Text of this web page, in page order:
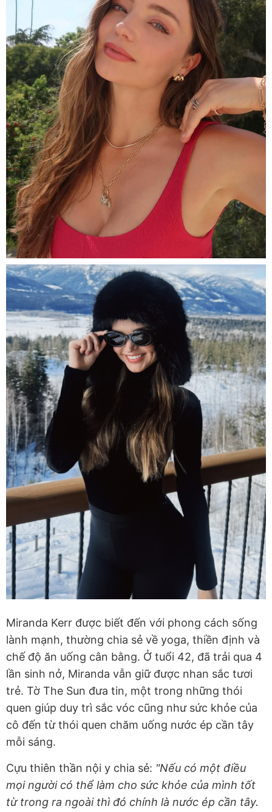
Miranda Kerr được biết đến với phong cách sống
lành mạnh, thường chia sẻ về yoga, thiền định và
chế độ ăn uống cân bằng. Ở tuổi 42, đã trải qua 4
lần sinh nở, Miranda vẫn giữ được nhan sắc tươi
trẻ. Tờ The Sun đưa tin, một trong những thói
quen giúp duy trì sắc vóc cũng như sức khỏe của
cô đến từ thói quen chăm uống nước ép cần tây
mỗi sáng.
Cựu thiên thần nội y chia sẻ: "Nếu có một điều
mọi người có thể làm cho sức khỏe của mình tốt
từ trong ra ngoài thì đó chính là nước ép cần tây.